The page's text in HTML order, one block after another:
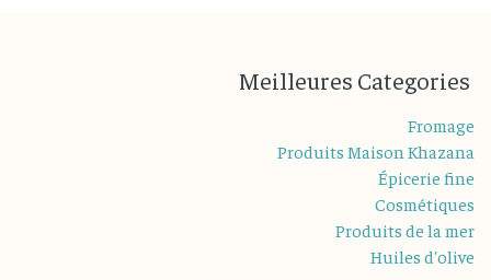
eilleures Categories
Fromage
Produits Maison Khazana
Épicerie fine
Cosmétiques
Produits de la mer
Huiles d'olive